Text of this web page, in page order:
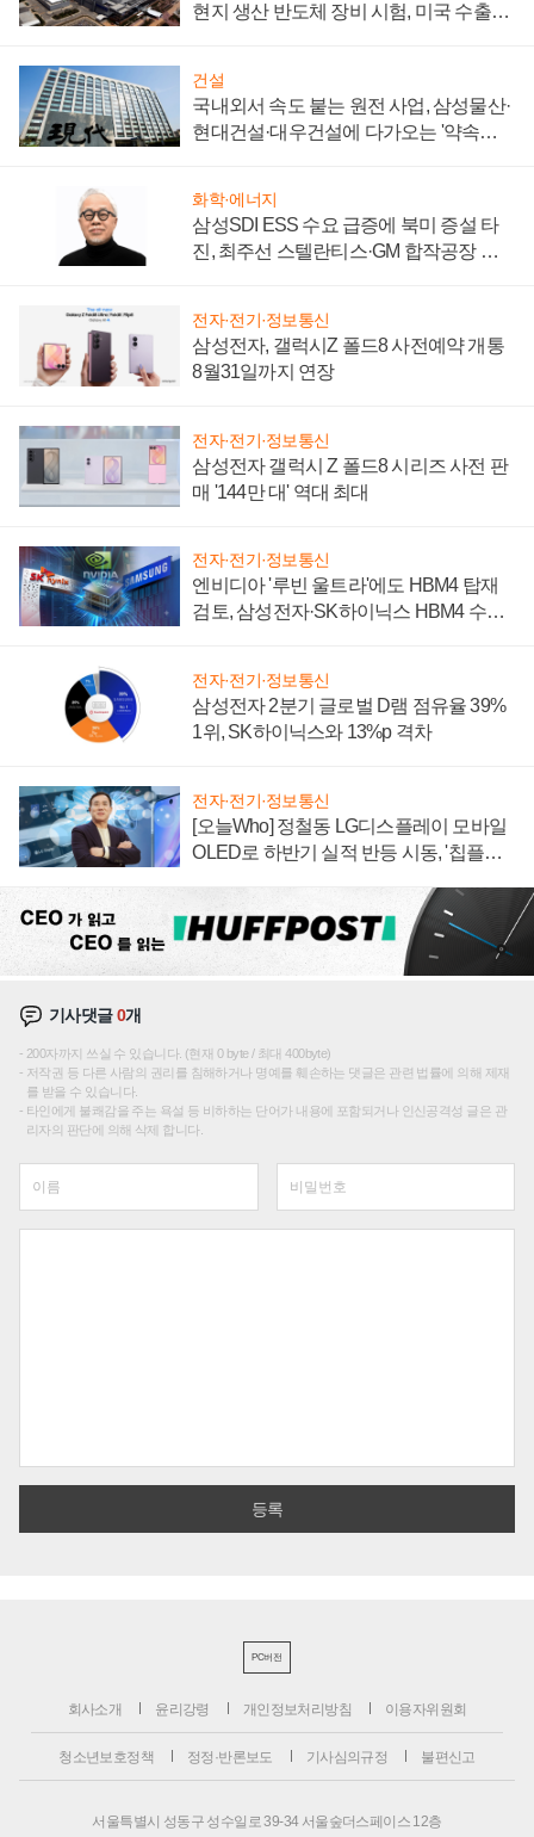
현지 생산 반도체 장비 시험, 미국 수출통
건설
국내외서 속도 붙는 원전 사업, 삼성물산·
현대건설·대우건설에 다가오는 '약속의
화학·에너지
삼성SDI ESS 수요 급증에 북미 증설 타
진, 최주선 스텔란티스·GM 합작공장 건
전자·전기·정보통신
삼성전자, 갤럭시Z 폴드8 사전예약 개통
8월31일까지 연장
전자·전기·정보통신
삼성전자 갤럭시 Z 폴드8 시리즈 사전 판
매 '144만 대' 역대 최대
전자·전기·정보통신
엔비디아 '루빈 울트라'에도 HBM4 탑재
검토, 삼성전자·SK하이닉스 HBM4 수율
전자·전기·정보통신
삼성전자 2분기 글로벌 D램 점유율 39%
1위, SK하이닉스와 13%p 격차
전자·전기·정보통신
[오늘Who] 정철동 LG디스플레이 모바일
OLED로 하반기 실적 반등 시동, '칩플레
기사댓글0개
200자까지 쓰실 수 있습니다. (현재 0 byte / 최대 400byte)
저작권 등 다른 사람의 권리를 침해하거나 명예를 훼손하는 댓글은 관련 법률에 의해 제재
를 받을 수 있습니다.
타인에게 불쾌감을 주는 욕설 등 비하하는 단어가 내용에 포함되거나 인신공격성 글은 관
리자의 판단에 의해 삭제 합니다.
PC버전
회사소개 윤리강령 개인정보처리방침 이용자위원회
청소년보호정책 정정·반론보도 기사심의규정 불편신고
서울특별시 성동구 성수일로 39-34 서울숲더스페이스 12층